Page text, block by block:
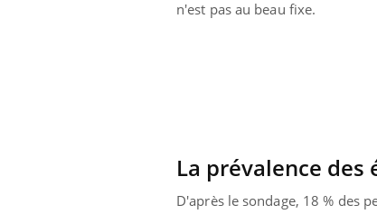
n'est pas au beau fixe.
La prévalence des
D'après le sondage, 18 % des